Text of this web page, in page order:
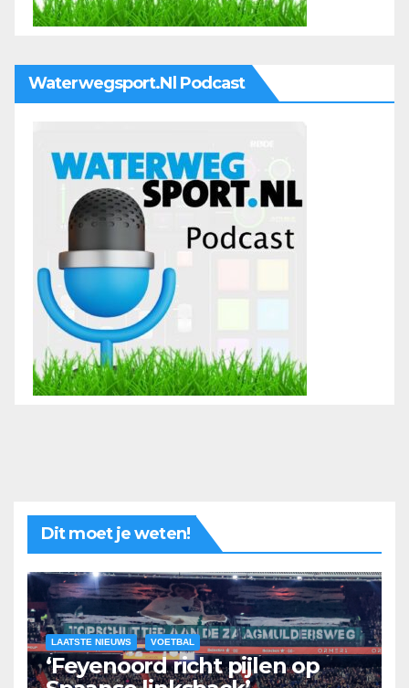
Waterwegsport.nl Podcast
Dit moet je weten!
LAATSTE NIEUWS VOETBAL
‘Feyenoord richt pijlen op